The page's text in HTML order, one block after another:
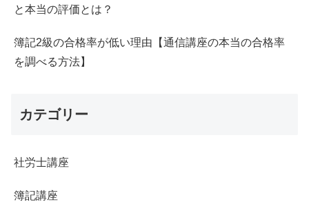
と本当の評価とは？
簿記2級の合格率が低い理由【通信講座の本当の合格率
を調べる方法】
カテゴリー
社労士講座
簿記講座